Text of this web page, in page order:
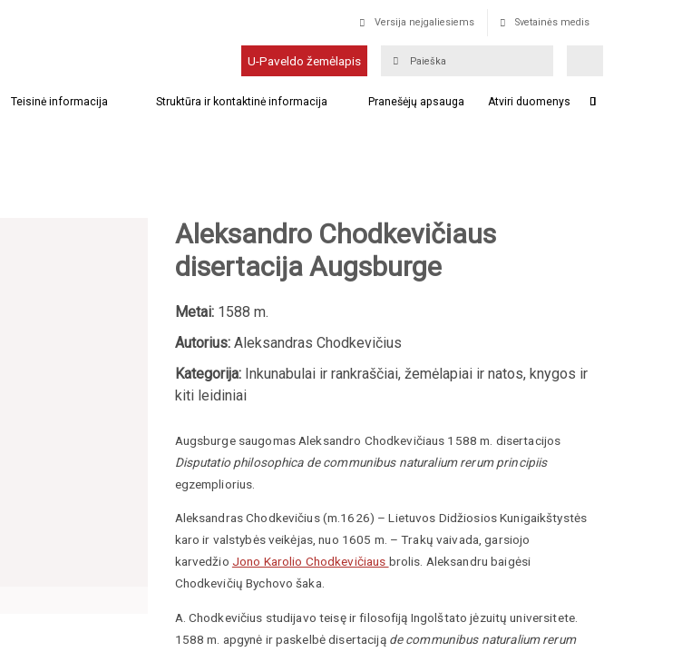
Versija neįgaliesiems Svetainės medis
U-Paveldo žemėlapis
Teisinė informacija Struktūra ir kontaktinė informacija Pranešėjų apsauga Atviri duomenys
Aleksandro Chodkevičiaus
disertacija Augsburge
Metai:1588 m.
Autorius:Aleksandras Chodkevičius
Kategorija:Inkunabulai ir rankraščiai, žemėlapiai ir natos, knygos ir
kiti leidiniai
Augsburge saugomas Aleksandro Chodkevičiaus 1588 m. disertacijos
Disputatio philosophica de communibus naturalium rerum principiis
egzempliorius.
Aleksandras Chodkevičius (m.1626) – Lietuvos Didžiosios Kunigaikštystės
karo ir valstybės veikėjas, nuo 1605 m. – Trakų vaivada, garsiojo
karvedžio Jono Karolio Chodkevičiaus brolis. Aleksandru baigėsi
Chodkevičių Bychovo šaka.
A. Chodkevičius studijavo teisę ir filosofiją Ingolštato jėzuitų universitete.
1588 m. apgynė ir paskelbė disertaciją de communibus naturalium rerum